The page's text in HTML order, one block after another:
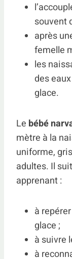
souvent
après
femelle
les
des
glace.
Le bébé
mètre à la
uniforme,
adultes. Il
apprenant :
à
glace ;
à suivre
à